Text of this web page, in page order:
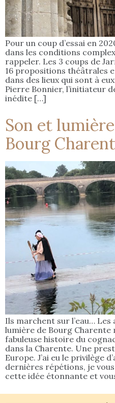
Pour un coup d’essai en
dans les conditions
rappeler. Les 3 coups de
16 propositions théâtrales
dans des lieux qui sont à
Pierre Bonnier, l’initiateur
inédite […]
Son et
Bourg
Ils marchent sur l’eau…
lumière de Bourg Charente
fabuleuse histoire du
dans la Charente. Une
Europe. J’ai eu le privilège
dernières répétions, je
cette idée étonnante et